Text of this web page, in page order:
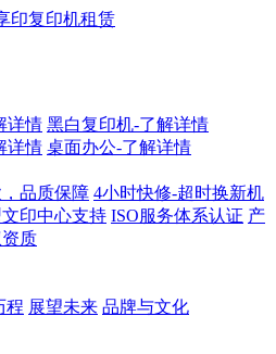
详情 黑白复印机-了解详情
详情 桌面办公-了解详情
品质保障 4小时快修-超时换新机
印中心支持 ISO服务体系认证 产
质
程 展望未来 品牌与文化